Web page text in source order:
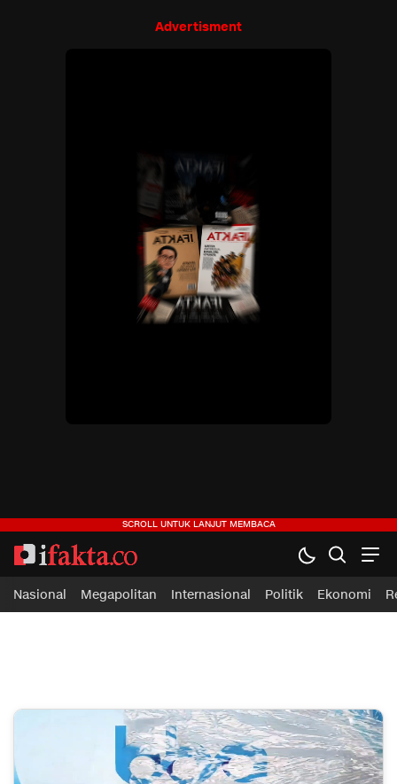
Advertisment
Nasional Megapolitan Internasional Politik Ekonomi